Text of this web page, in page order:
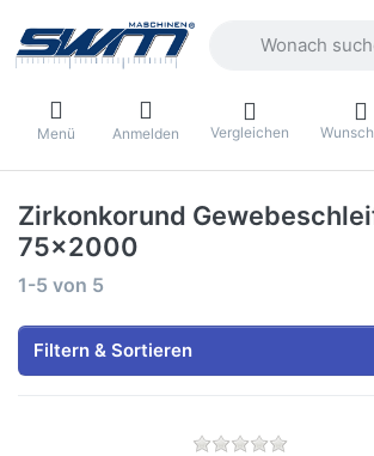
Menü Anmelden Vergleichen
Zirkonkorund
75x2000
Suchergebnisse:
1-5 von 5
Filtern & Sortieren
Zu